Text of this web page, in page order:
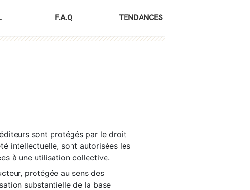
F.A.Q TENDANCES
sont protégés par le droit
intellectuelle, sont autorisées les
à une utilisation collective.
protégée au sens des
substantielle de la base